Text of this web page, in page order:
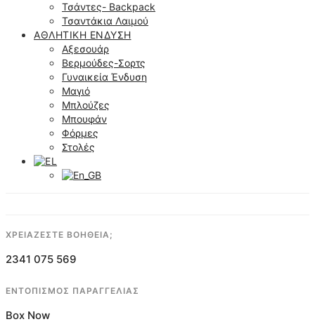
Τσάντες- Backpack
Τσαντάκια Λαιμού
ΑΘΛΗΤΙΚΉ ΈΝΔΥΣΗ
Αξεσουάρ
Βερμούδες-Σορτς
Γυναικεία Ένδυση
Μαγιό
Μπλούζες
Μπουφάν
Φόρμες
Στολές
ΧΡΕΙΑΖΕΣΤΕ ΒΟΗΘΕΙΑ;
2341 075 569
ΕΝΤΟΠΙΣΜΟΣ ΠΑΡΑΓΓΕΛΙΑΣ
Box Now